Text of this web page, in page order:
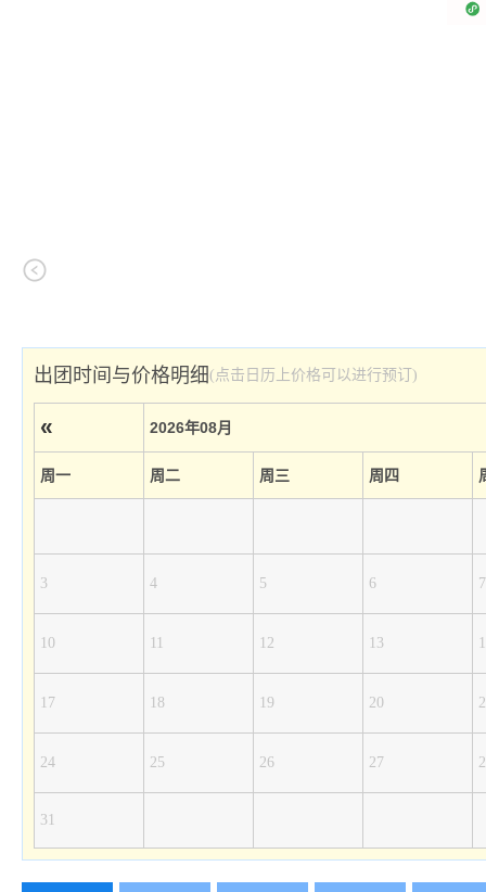
出团时间与价格明细(点击日历上价格可以进行预订)
« 2026年08月
周一 周二 周三 周四
3 4 5 6 7
10 11 12 13
17 18 19 20
24 25 26 27
31